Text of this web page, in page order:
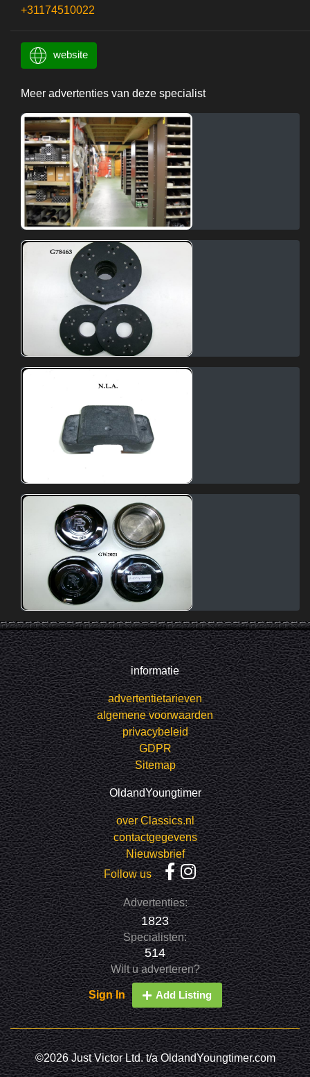
+31174510022
website
Meer advertenties van deze specialist
informatie
advertentietarieven
algemene voorwaarden
privacybeleid
GDPR
Sitemap
OldandYoungtimer
over Classics.nl
contactgegevens
Nieuwsbrief
Follow us
Advertenties:
1823
Specialisten:
514
Wilt u adverteren?
Sign In Add Listing
©2026 Just Victor Ltd. t/a OldandYoungtimer.com